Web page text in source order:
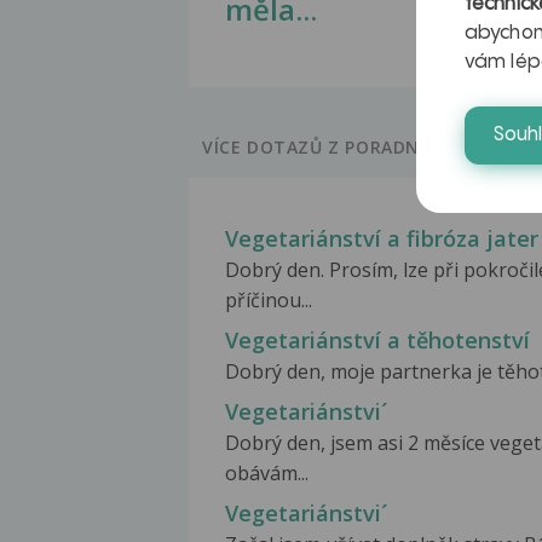
měla...
VÍCE DOTAZŮ Z PORADNY
Vegetariánství a fibróza jater
Dobrý den. Prosím, lze při
příčinou...
Vegetariánství a těhotenství
Dobrý den, moje partnerka je
Vegetariánstvi´
Dobrý den, jsem asi 2 měsíce
obávám...
Vegetariánstvi´
vám